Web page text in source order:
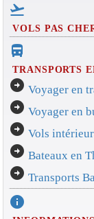
flight_takeoff
VOLS PAS
directions_bus_filled
TRANSPORTS
arrow_circle_right Voyager en
arrow_circle_right Voyager en
arrow_circle_right Vols
arrow_circle_right Bateaux en
arrow_circle_right Transports
info